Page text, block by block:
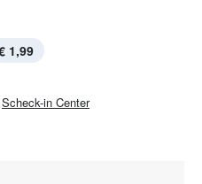
1,99
Scheck-in Center